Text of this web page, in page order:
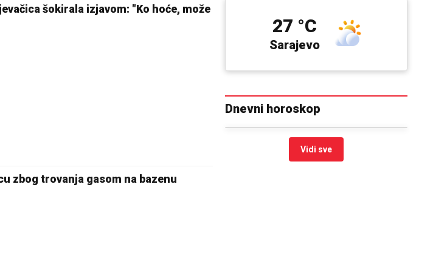
šokirala izjavom: "Ko hoće, može
zbog trovanja gasom na bazenu
Sarajevo
27 °C
Dnevni horoskop
Vidi sve